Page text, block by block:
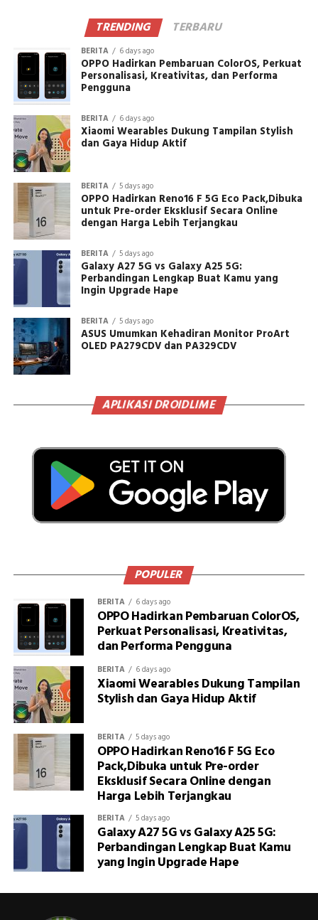
TRENDING TERBARU
BERITA 6 days ago
OPPO Hadirkan Pembaruan ColorOS, Perkuat
Personalisasi, Kreativitas, dan Performa
Pengguna
BERITA 6 days ago
Xiaomi Wearables Dukung Tampilan Stylish
dan Gaya Hidup Aktif
BERITA 5 days ago
OPPO Hadirkan Reno16 F 5G Eco Pack,Dibuka
untuk Pre-order Eksklusif Secara Online
dengan Harga Lebih Terjangkau
BERITA 5 days ago
Galaxy A27 5G vs Galaxy A25 5G:
Perbandingan Lengkap Buat Kamu yang
Ingin Upgrade Hape
BERITA 5 days ago
ASUS Umumkan Kehadiran Monitor ProArt
OLED PA279CDV dan PA329CDV
APLIKASI DROIDLIME
POPULER
BERITA 6 days ago
OPPO Hadirkan Pembaruan ColorOS,
Perkuat Personalisasi, Kreativitas,
dan Performa Pengguna
BERITA 6 days ago
Xiaomi Wearables Dukung Tampilan
Stylish dan Gaya Hidup Aktif
BERITA 5 days ago
OPPO Hadirkan Reno16 F 5G Eco
Pack,Dibuka untuk Pre-order
Eksklusif Secara Online dengan
Harga Lebih Terjangkau
BERITA 5 days ago
Galaxy A27 5G vs Galaxy A25 5G:
Perbandingan Lengkap Buat Kamu
yang Ingin Upgrade Hape